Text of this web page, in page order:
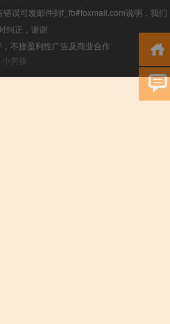
误可发邮件到f_fb#foxmail.com说明，我们
纠正，谢谢
不接盈利性广告及商业合作
小男孩